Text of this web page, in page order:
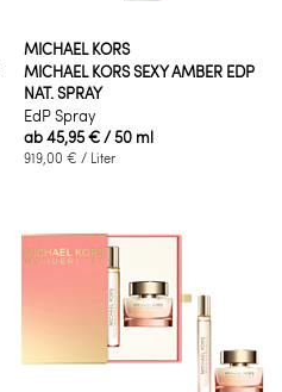
MICHAEL KORS
MICHAEL KORS SEXY AMBER EDP
NAT. SPRAY
EdP Spray
ab45,95 €/ 50 ml
919,00 € / Liter